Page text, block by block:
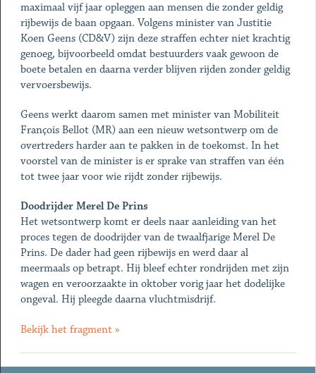
maximaal vijf jaar opleggen aan mensen die zonder geldig
rijbewijs de baan opgaan. Volgens minister van Justitie
Koen Geens (CD&V) zijn deze straffen echter niet krachtig
genoeg, bijvoorbeeld omdat bestuurders vaak gewoon de
boete betalen en daarna verder blijven rijden zonder geldig
vervoersbewijs.
Geens werkt daarom samen met minister van Mobiliteit
François Bellot (MR) aan een nieuw wetsontwerp om de
overtreders harder aan te pakken in de toekomst. In het
voorstel van de minister is er sprake van straffen van één
tot twee jaar voor wie rijdt zonder rijbewijs.
Doodrijder Merel De Prins
Het wetsontwerp komt er deels naar aanleiding van het
proces tegen de doodrijder van de twaalfjarige Merel De
Prins. De dader had geen rijbewijs en werd daar al
meermaals op betrapt. Hij bleef echter rondrijden met zijn
wagen en veroorzaakte in oktober vorig jaar het dodelijke
ongeval. Hij pleegde daarna vluchtmisdrijf.
Bekijk het fragment »